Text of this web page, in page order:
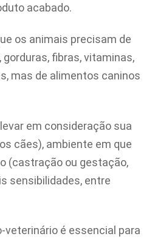
acabado.
os animais precisam de
fibras, vitaminas,
mas de alimentos caninos
em consideração sua
cães), ambiente em que
(castração ou gestação,
sensibilidades, entre
veterinário é essencial para